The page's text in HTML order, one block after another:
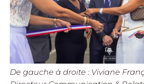
De gauche à droite : Viviane